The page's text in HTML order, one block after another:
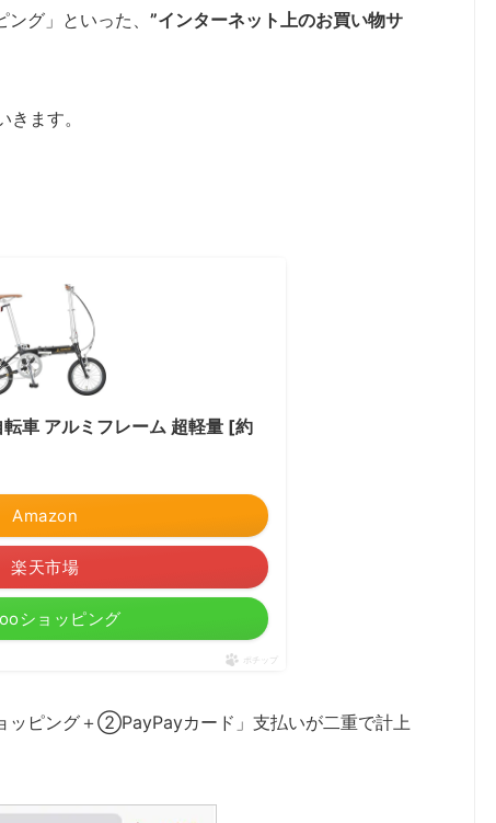
グ」といった、 ”インターネット上のお買い物サ
ます。
車 アルミフレーム 超軽量 [約
Amazon
楽天市場
ショッピング
ポチップ
ピング＋②PayPayカード」支払いが二重で計上